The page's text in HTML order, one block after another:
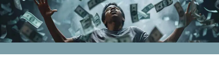
Zum
Inhalt
springen